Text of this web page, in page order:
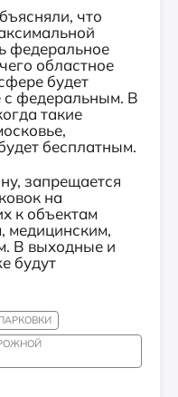
что
федеральное
областное
будет
с федеральным. В
такие
бесплатным.
запрещается
на
к объектам
медицинским,
В выходные и
будут